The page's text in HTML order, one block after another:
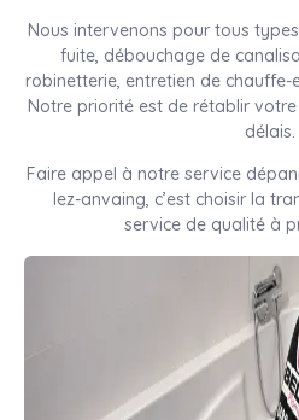
Nous intervenons pour tous
fuite, débouchage de
robinetterie, entretien de
Notre priorité est de rétablir
délais.
Faire appel à notre service
lez-anvaing, c’est choisir la
service de qualité à